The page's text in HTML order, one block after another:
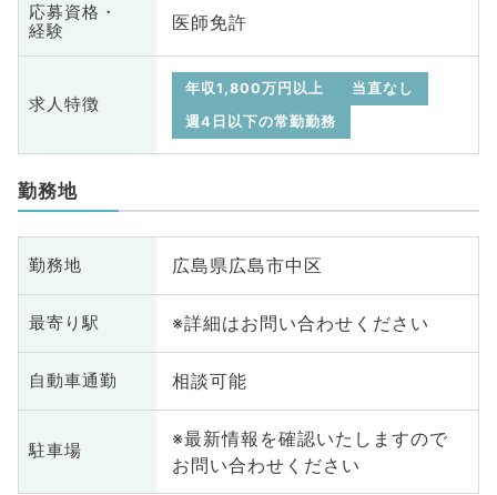
応募資格・
経験
医師免許
求人特徴
年収1,800万円以上
当直なし
週4日以下の常勤勤務
勤務地
勤務地 広島県広島市中区
最寄り駅 ※詳細はお問い合わせください
自動車通勤 相談可能
駐車場
※最新情報を確認いたしますので
お問い合わせください